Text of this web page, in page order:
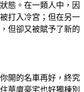
態。在一類人中，因
打入冷宮；但在另一
但卻又被賦予了新的
開的名車再好，終究
華廈豪宅也好獨棟別